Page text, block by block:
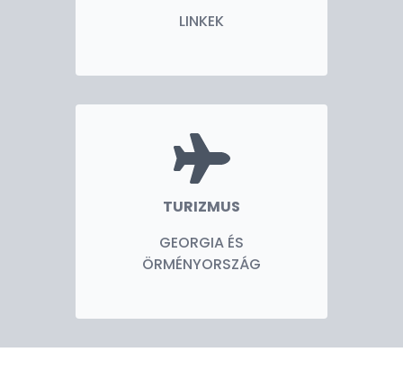
LINKEK
TURIZMUS
GEORGIA ÉS
ÖRMÉNYORSZÁG